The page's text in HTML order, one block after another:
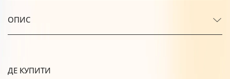
ОПИС
ДЕ КУПИТИ